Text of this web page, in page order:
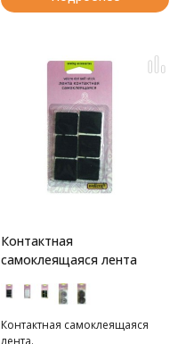
Контактная
самоклеящаяся лента
Контактная самоклеящаяся
лента.